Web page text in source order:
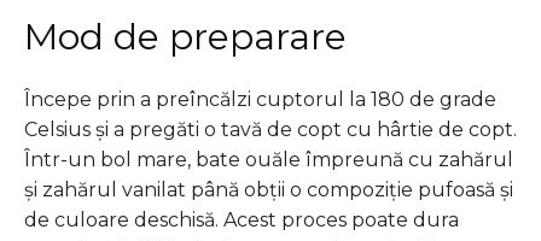
Mod de preparare
Începe prin a preîncălzi cuptorul la 180 de grade
Celsius și a pregăti o tavă de copt cu hârtie de copt.
Într-un bol mare, bate ouăle împreună cu zahărul
și zahărul vanilat până obții o compoziție pufoasă și
de culoare deschisă. Acest proces poate dura